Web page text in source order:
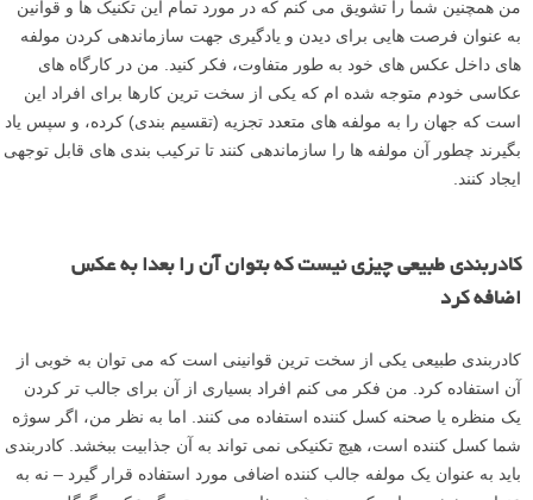
هنگامی که من داشتم این کار را شروع می کردم، سخت کار می کردم تا
که بر آنها مسلط شدم، شروع کردم به استفاده خودم از این تکنیک ها و
توسعه سبک خودم.
به عنوان فرصت هایی برای دیدن و یادگیری جهت سازماندهی کردن مولفه
های داخل عکس های خود به طور متفاوت، فکر کنید. من در کارگاه های
عکاسی خودم متوجه شده ام که یکی از سخت ترین کارها برای افراد این
است که جهان را به مولفه های متعدد تجزیه (تقسیم بندی) کرده، و سپس یاد
بگیرند چطور آن مولفه ها را سازماندهی کنند تا ترکیب بندی های قابل توجهی